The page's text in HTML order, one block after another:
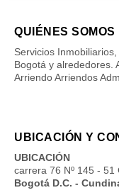
QUIÉNES SOMOS
Servicios
Bogotá y alrededores.
Arriendo Arriendos
UBICACIÓN Y
UBICACIÓN
carrera 76 Nº 145 - 51
Bogotá D.C. -